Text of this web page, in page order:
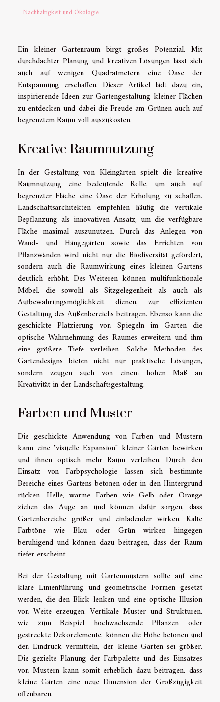
Nachhaltigkeit und Ökologie
Ein kleiner Gartenraum birgt großes Potenzial. Mit
durchdachter Planung und kreativen Lösungen lässt sich
auch auf wenigen Quadratmetern eine Oase der
Entspannung erschaffen. Dieser Artikel lädt dazu ein,
inspirierende Ideen zur Gartengestaltung kleiner Flächen
zu entdecken und dabei die Freude am Grünen auch auf
begrenztem Raum voll auszukosten.
Kreative Raumnutzung
In der Gestaltung von Kleingärten spielt die kreative
Raumnutzung eine bedeutende Rolle, um auch auf
begrenzter Fläche eine Oase der Erholung zu schaffen.
Landschaftsarchitekten empfehlen häufig die vertikale
Bepflanzung als innovativen Ansatz, um die verfügbare
Fläche maximal auszunutzen. Durch das Anlegen von
Wand- und Hängegärten sowie das Errichten von
Pflanzwänden wird nicht nur die Biodiversität gefördert,
sondern auch die Raumwirkung eines kleinen Gartens
deutlich erhöht. Des Weiteren können multifunktionale
Möbel, die sowohl als Sitzgelegenheit als auch als
Aufbewahrungsmöglichkeit dienen, zur effizienten
Gestaltung des Außenbereichs beitragen. Ebenso kann die
geschickte Platzierung von Spiegeln im Garten die
optische Wahrnehmung des Raumes erweitern und ihm
eine größere Tiefe verleihen. Solche Methoden des
Gartendesigns bieten nicht nur praktische Lösungen,
sondern zeugen auch von einem hohen Maß an
Kreativität in der Landschaftsgestaltung.
Farben und Muster
Die geschickte Anwendung von Farben und Mustern
kann eine "visuelle Expansion" kleiner Gärten bewirken
und ihnen optisch mehr Raum verleihen. Durch den
Einsatz von Farbpsychologie lassen sich bestimmte
Bereiche eines Gartens betonen oder in den Hintergrund
rücken. Helle, warme Farben wie Gelb oder Orange
ziehen das Auge an und können dafür sorgen, dass
Gartenbereiche größer und einladender wirken. Kalte
Farbtöne wie Blau oder Grün wirken hingegen
beruhigend und können dazu beitragen, dass der Raum
tiefer erscheint.
Bei der Gestaltung mit Gartenmustern sollte auf eine
klare Linienführung und geometrische Formen gesetzt
werden, die den Blick lenken und eine optische Illusion
von Weite erzeugen. Vertikale Muster und Strukturen,
wie zum Beispiel hochwachsende Pflanzen oder
gestreckte Dekorelemente, können die Höhe betonen und
den Eindruck vermitteln, der kleine Garten sei größer.
Die gezielte Planung der Farbpalette und des Einsatzes
von Mustern kann somit erheblich dazu beitragen, dass
kleine Gärten eine neue Dimension der Großzügigkeit
offenbaren.